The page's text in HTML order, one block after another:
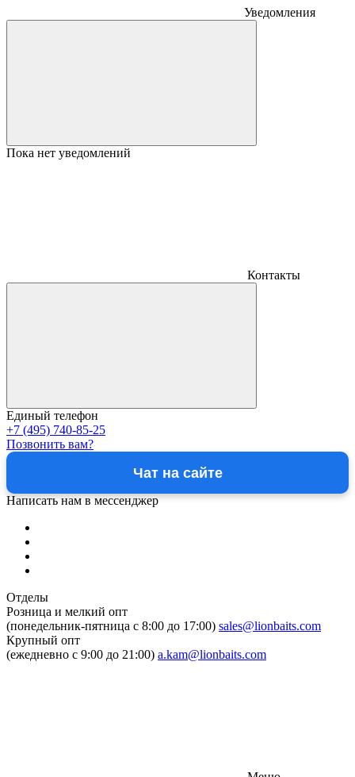
Уведомления
Пока нет уведомлений
Контакты
Единый телефон
+7 (495) 740-85-25
Позвонить вам?
Чат на сайте
Написать нам в мессенджер
Отделы
Розница и мелкий опт
(понедельник-пятница c 8:00 до 17:00) sales@lionbaits.com
Крупный опт
(ежедневно с 9:00 до 21:00) a.kam@lionbaits.com